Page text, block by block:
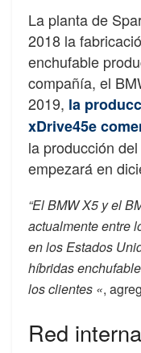
La planta de
2018 la
enchufable
compañía, el
2019, la
xDrive45e
la producción
empezará en
“El BMW X5 y el
actualmente entre
en los Estados
híbridas
los clientes «,
Red